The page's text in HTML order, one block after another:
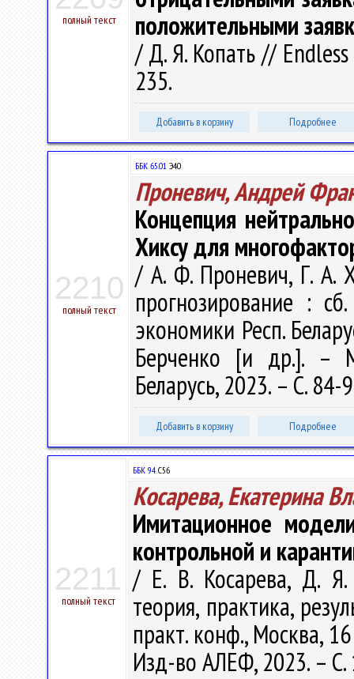
полный текст
положительными
/ Д. Я. Копать //
235.
Добавить в корзину Подробнее
2210
полный текст
ББК 65.01 Э40
Проневич, Андрей
Концепция
Хиксу для
/ А. Ф. Проневич, Г. А.
прогнозирование :
экономики Респ.
Берченко [и др.]. –
Беларусь, 2023. – С. 84-
Добавить в корзину Подробнее
2211
полный текст
ББК 94.С56
Косарева, Екатерина
Имитационное
контрольной и
/ Е. В. Косарева, Д. Я.
теория, практика,
практ. конф., Москва,
Изд-во АЛЕФ, 2023. –